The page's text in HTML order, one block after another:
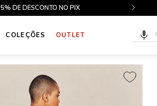
5% DE DESCONTO NO PIX
COLEÇÕES OUTLET